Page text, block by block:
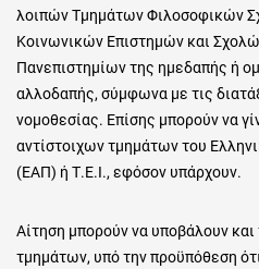
λοιπών Τμημάτων Φιλοσοφικών
Κοινωνικών Επιστημών και
Πανεπιστημίων της ημεδαπής ή
αλλοδαπής, σύμφωνα με τις
νομοθεσίας. Επίσης μπορούν να
αντίστοιχων τμημάτων του
(ΕΑΠ) ή Τ.Ε.Ι., εφόσον υπάρχουν.
Αίτηση μπορούν να υποβάλουν
τμημάτων, υπό την προϋπόθεση